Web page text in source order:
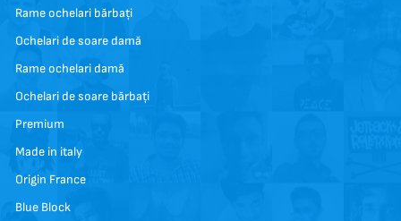
Rame ochelari bărbați
Ochelari de soare damă
Rame ochelari damă
Ochelari de soare bărbați
Premium
Made in italy
Origin France
Blue Block